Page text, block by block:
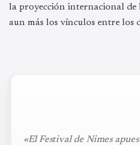
la proyección internacional de
aun más los vínculos entre los
«El Festival de Nimes